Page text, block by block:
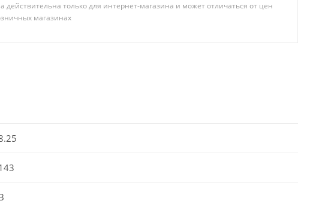
действительна только для интернет-магазина и может отличаться от цен
магазинах